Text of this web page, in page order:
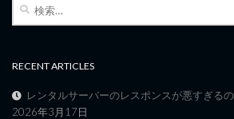
RECENT ARTICLES
レンタルサーバーのレスポンスが悪すぎる
2026年3月17日